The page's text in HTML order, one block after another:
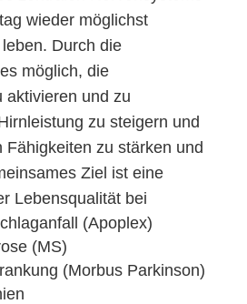
wieder möglichst
Durch die
möglich, die
aktivieren und zu
zu steigern und
Fähigkeiten zu stärken und
Ziel ist eine
Lebensqualität bei
(Apoplex)
(MS)
(Morbus Parkinson)